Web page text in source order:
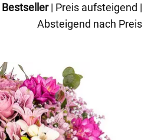
Bestseller| Preis aufsteigend |
Absteigend nach Preis